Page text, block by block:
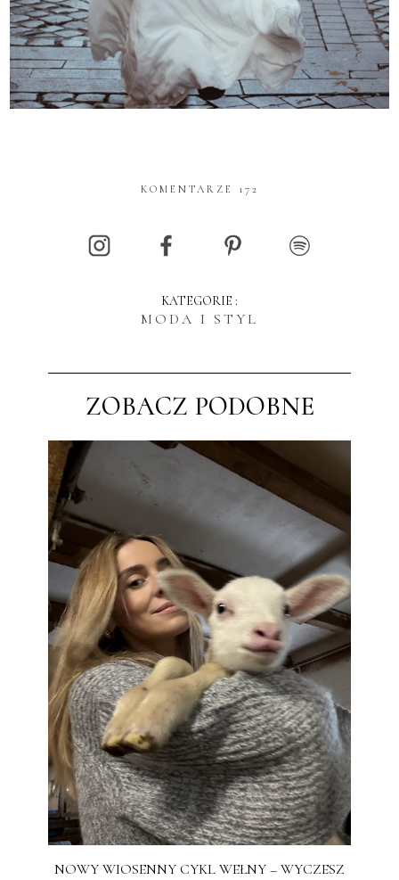
KOMENTARZE 172
KATEGORIE :
MODA I STYL
ZOBACZ PODOBNE
NOWY WIOSENNY CYKL WEŁNY – WYCZESZ